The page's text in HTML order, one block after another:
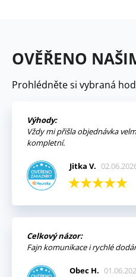
OVĚŘENO
Prohlédněte si vybraná
Výhody:
Vždy mi přišla objednávka
kompletní.
Jitka V.
Celkový názor:
Fajn komunikace i rychlé
Obec H.